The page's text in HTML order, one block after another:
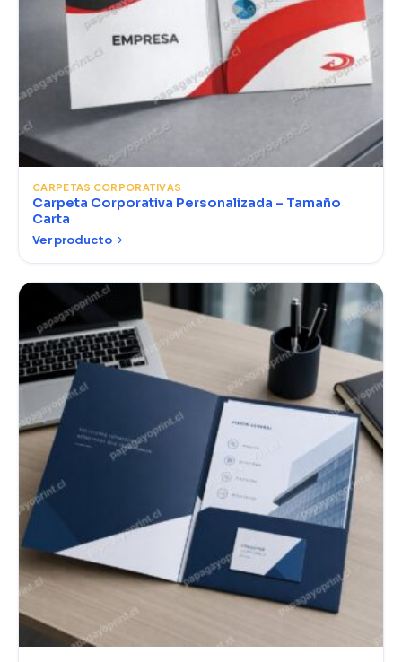
CARPETAS CORPORATIVAS
Carpeta Corporativa Personalizada – Tamaño
Carta
Ver producto